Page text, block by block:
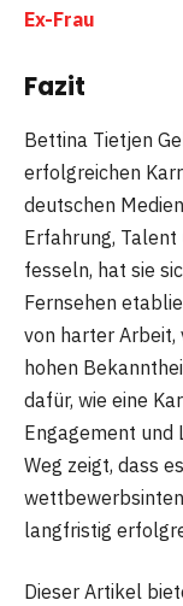
Ex-Frau
Fazit
Bettina Tietjen
erfolgreichen
deutschen
Erfahrung, Talent
fesseln, hat sie
Fernsehen
von harter Arbeit,
hohen
dafür, wie eine
Engagement und
Weg zeigt, dass
langfristig
Dieser Artikel